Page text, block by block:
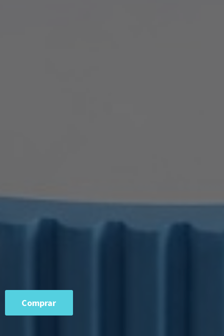
Comprar